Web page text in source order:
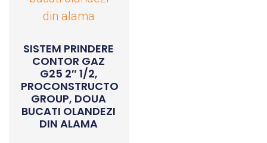
SISTEM PRINDERE
CONTOR GAZ
G25 2″ 1/2,
PROCONSTRUCTO
GROUP, DOUA
BUCATI OLANDEZI
DIN ALAMA